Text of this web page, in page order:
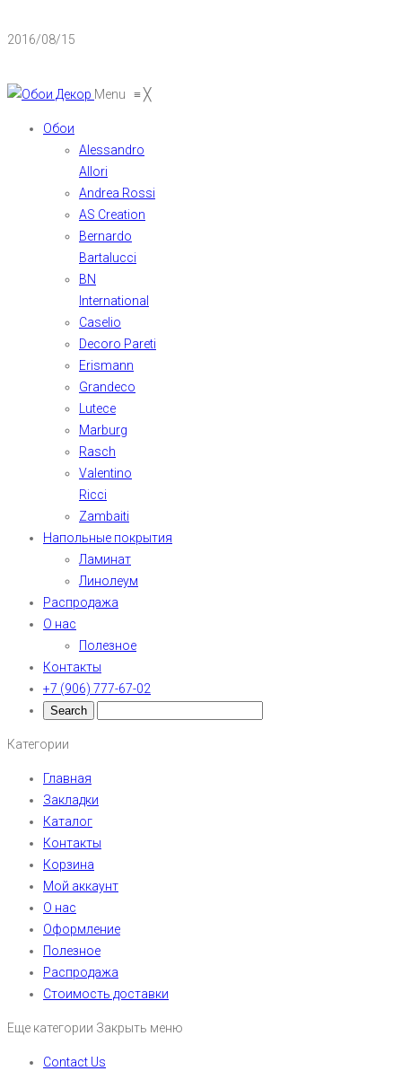
2016/08/15
Menu ≡╳
Обои
Alessandro
Allori
Andrea Rossi
AS Creation
Bernardo
Bartalucci
BN
International
Caselio
Decoro Pareti
Erismann
Grandeco
Lutece
Marburg
Rasch
Valentino
Ricci
Zambaiti
Напольные покрытия
Ламинат
Линолеум
Распродажа
О нас
Полезное
Контакты
+7 (906) 777-67-02
Категории
Главная
Закладки
Каталог
Контакты
Корзина
Мой аккаунт
О нас
Оформление
Полезное
Распродажа
Стоимость доставки
Еще категории Закрыть меню
Contact Us